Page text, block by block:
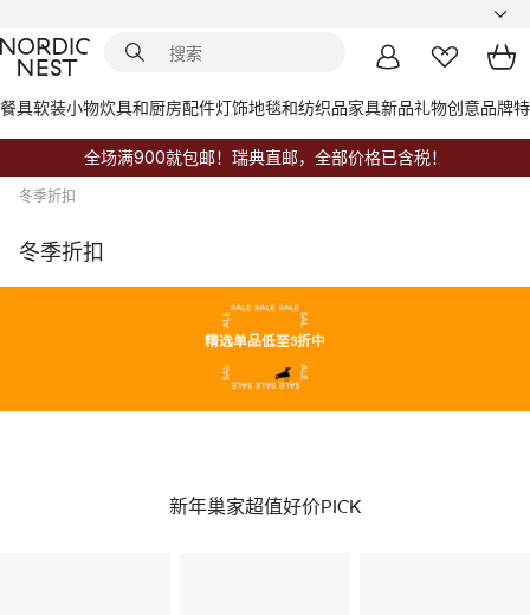
餐具软装小物炊具和厨房配件灯饰地毯和纺织品家具新品礼物创意品牌
全场满900就包邮！瑞典直邮，全部价格已含税！
冬季折扣
冬季折扣
精选单品低至3折中
新年巢家超值好价PICK